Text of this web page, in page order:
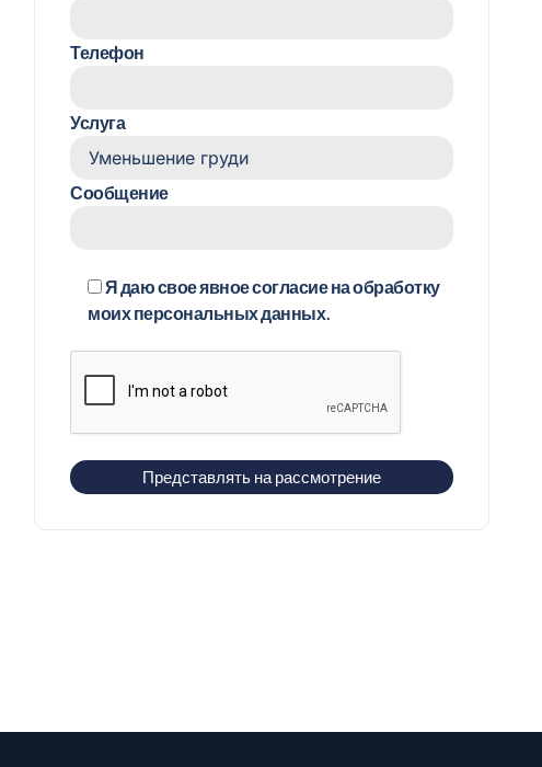
Телефон
Услуга
Сообщение
Я даю свое явное согласие на обработку
моих персональных данных.